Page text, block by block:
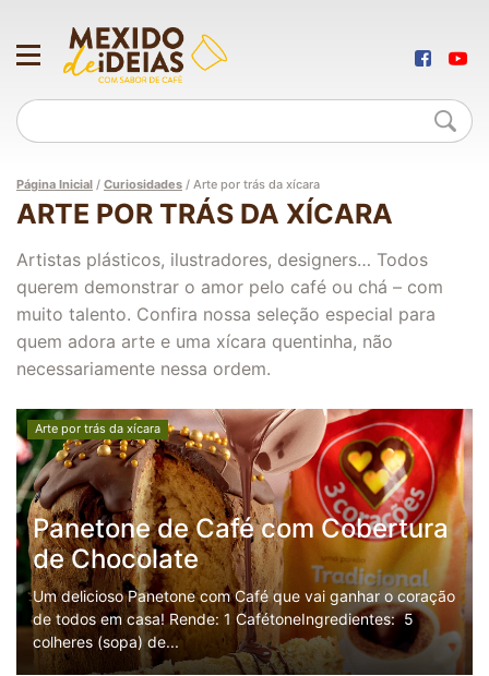
Página Inicial / Curiosidades / Arte por trás da xícara
ARTE POR TRÁS DA XÍCARA
Artistas plásticos, ilustradores, designers… Todos
querem demonstrar o amor pelo café ou chá – com
muito talento. Confira nossa seleção especial para
quem adora arte e uma xícara quentinha, não
necessariamente nessa ordem.
Arte por trás da xícara
Panetone de Café com Cobertura
de Chocolate
Um delicioso Panetone com Café que vai ganhar o coração
de todos em casa! Rende: 1 CafétoneIngredientes: 5
colheres (sopa) de...